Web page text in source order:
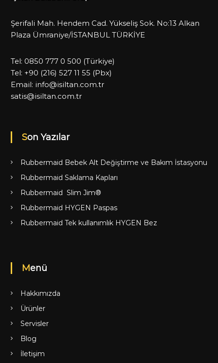
Şerifali Mah. Hendem Cad. Yükseliş Sok. No:13 Alkan
Plaza Ümraniye/İSTANBUL TÜRKİYE
Tel: 0850 777 0 500 (Türkiye)
Tel: +90 (216) 527 11 55 (Pbx)
Email: info@isiltan.com.tr
satis@isiltan.com.tr
Son Yazılar
Rubbermaid Bebek Alt Değiştirme ve Bakım İstasyonu
Rubbermaid Saklama Kapları
Rubbermaid Slim Jim®
Rubbermaid HYGEN Paspas
Rubbermaid Tek kullanımlık HYGEN Bez
Menü
Hakkımızda
Ürünler
Servisler
Blog
İletişim